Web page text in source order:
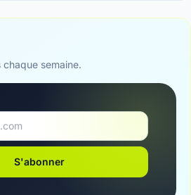
chaque semaine.
S'abonner